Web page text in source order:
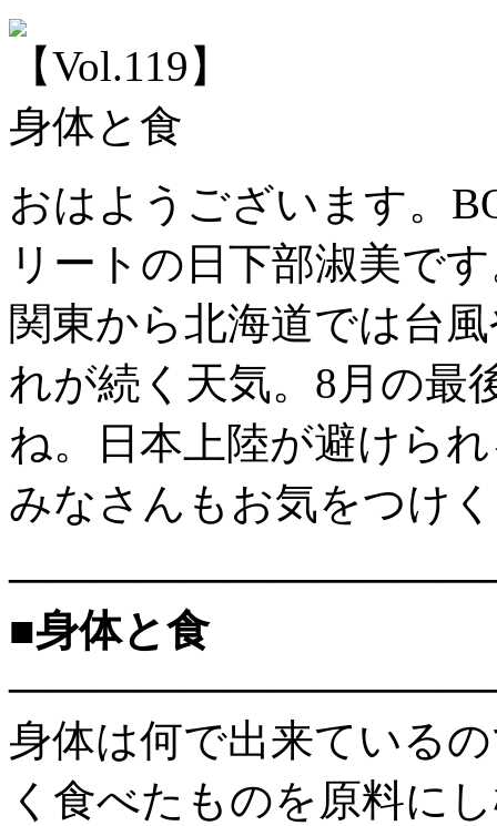
おはようございます。
リートの日下部淑美で
関東から北海道では台
れが続く天気。8月の最
ね。日本上陸が避けら
みなさんもお気をつけ
■身体と食
身体は何で出来ている
く食べたものを原料に